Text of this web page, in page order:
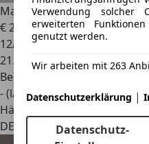
Verwendung solcher
erweiterten
genutzt werden.
Wir arbeiten mit 263
Datenschutzerklärung |
Datenschutz-
Mazda 3Homura* LED*
€ 22.6501
12/2024
21.550 km
Benzin
- (l/100 km)
Händler
DE 96450